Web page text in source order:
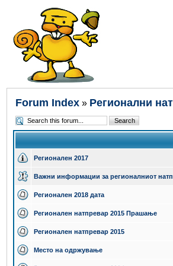
Forum Index » Регионални
Регионален 2017
Важни информации за регионалниот
Регионален 2018 дата
Регионален натпревар 2015 Прашање
Регионален натпревар 2015
Место на одржување